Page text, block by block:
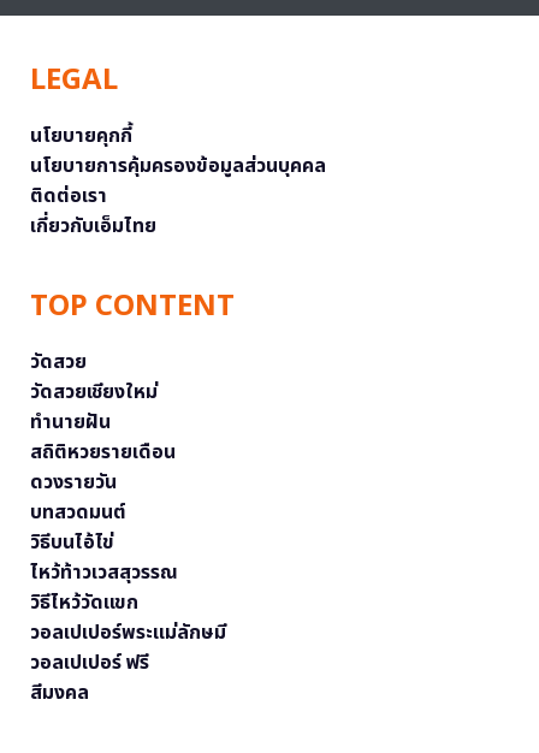
LEGAL
นโยบายคุกกี้
นโยบายการคุ้มครองข้อมูลส่วนบุคคล
ติดต่อเรา
เกี่ยวกับเอ็มไทย
TOP CONTENT
วัดสวย
วัดสวยเชียงใหม่
ทำนายฝัน
สถิติหวยรายเดือน
ดวงรายวัน
บทสวดมนต์
วิธีบนไอ้ไข่
ไหว้ท้าวเวสสุวรรณ
วิธีไหว้วัดแขก
วอลเปเปอร์พระแม่ลักษมี
วอลเปเปอร์ ฟรี
สีมงคล